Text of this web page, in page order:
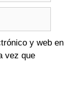
y web en
vez que